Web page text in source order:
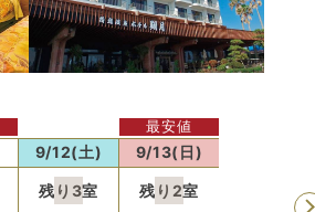
9/12(土)
残り 3室
9/13(日)
残り 2室
最安値